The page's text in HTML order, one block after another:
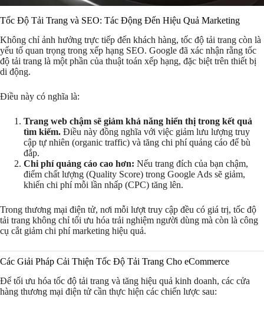
Tốc Độ Tải Trang và SEO: Tác Động Đến Hiệu Quả Marketing
Không chỉ ảnh hưởng trực tiếp đến khách hàng, tốc độ tải trang còn là
yếu tố quan trọng trong xếp hạng SEO. Google đã xác nhận rằng tốc
độ tải trang là một phần của thuật toán xếp hạng, đặc biệt trên thiết bị
di động.
Điều này có nghĩa là:
Trang web chậm sẽ giảm khả năng hiển thị trong kết quả
tìm kiếm. Điều này đồng nghĩa với việc giảm lưu lượng truy
cập tự nhiên (organic traffic) và tăng chi phí quảng cáo để bù
đắp.
Chi phí quảng cáo cao hơn: Nếu trang đích của bạn chậm,
điểm chất lượng (Quality Score) trong Google Ads sẽ giảm,
khiến chi phí mỗi lần nhấp (CPC) tăng lên.
Trong thương mại điện tử, nơi mỗi lượt truy cập đều có giá trị, tốc độ
tải trang không chỉ tối ưu hóa trải nghiệm người dùng mà còn là công
cụ cắt giảm chi phí marketing hiệu quả.
Các Giải Pháp Cải Thiện Tốc Độ Tải Trang Cho eCommerce
Để tối ưu hóa tốc độ tải trang và tăng hiệu quả kinh doanh, các cửa
hàng thương mại điện tử cần thực hiện các chiến lược sau: